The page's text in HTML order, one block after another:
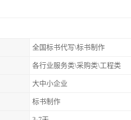
全国标书代写\标书制作
各行业服务类\采购类\工程类
大中小企业
标书制作